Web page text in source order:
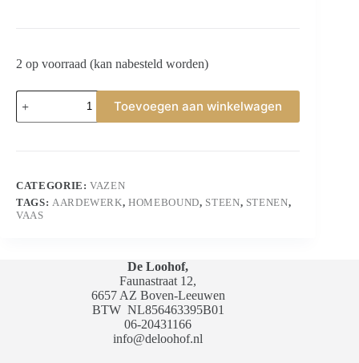
2 op voorraad (kan nabesteld worden)
Aardewerk
vaas
wit
Toevoegen aan winkelwagen
CATEGORIE:VAZEN
TAGS: AARDEWERK,HOMEBOUND, STEEN, STENEN,
VAAS
De Loohof,
Faunastraat 12,
6657 AZ Boven-Leeuwen
BTW NL856463395B01
06-20431166
info@deloohof.nl